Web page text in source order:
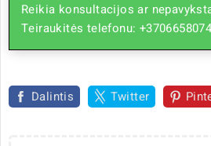
Reikia konsultacijos ar
Teiraukitės telefonu:
Dalintis Twitter